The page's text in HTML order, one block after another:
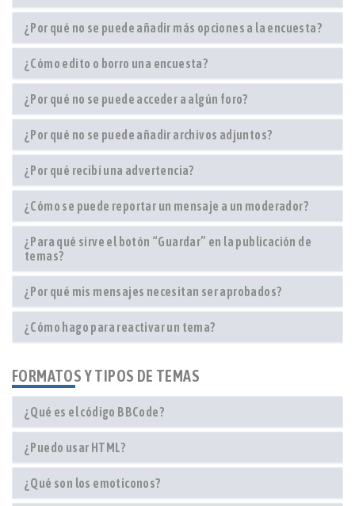
¿Por qué no se puede añadir más opciones a la encuesta?
¿Cómo edito o borro una encuesta?
¿Por qué no se puede acceder a algún foro?
¿Por qué no se puede añadir archivos adjuntos?
¿Por qué recibí una advertencia?
¿Cómo se puede reportar un mensaje a un moderador?
¿Para qué sirve el botón “Guardar” en la publicación de
temas?
¿Por qué mis mensajes necesitan ser aprobados?
¿Cómo hago para reactivar un tema?
FORMATOS Y TIPOS DE TEMAS
¿Qué es el código BBCode?
¿Puedo usar HTML?
¿Qué son los emoticonos?